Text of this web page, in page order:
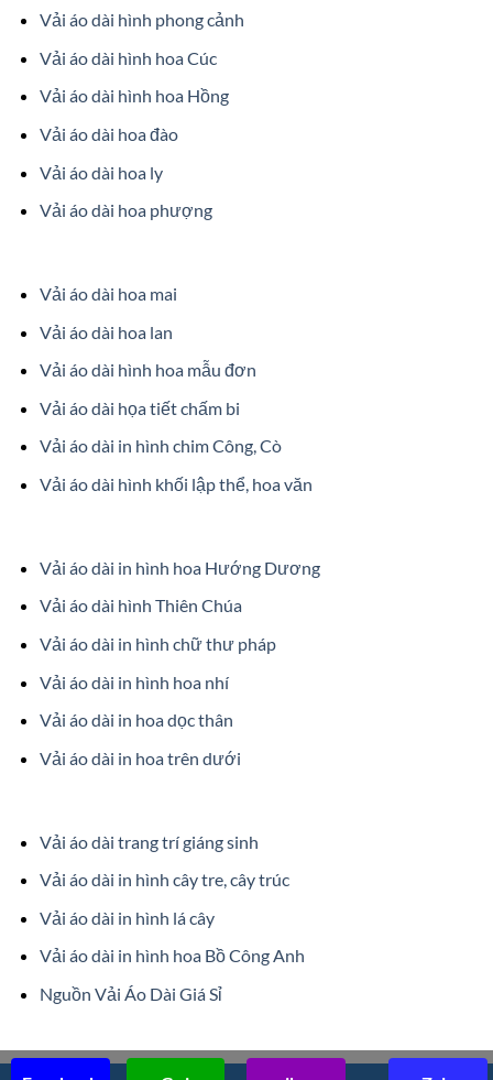
Vải áo dài hình phong cảnh
Vải áo dài hình hoa Cúc
Vải áo dài hình hoa Hồng
Vải áo dài hoa đào
Vải áo dài hoa ly
Vải áo dài hoa phượng
Vải áo dài hoa mai
Vải áo dài hoa lan
Vải áo dài hình hoa mẫu đơn
Vải áo dài họa tiết chấm bi
Vải áo dài in hình chim Công, Cò
Vải áo dài hình khối lập thể, hoa văn
Vải áo dài in hình hoa Hướng Dương
Vải áo dài hình Thiên Chúa
Vải áo dài in hình chữ thư pháp
Vải áo dài in hình hoa nhí
Vải áo dài in hoa dọc thân
Vải áo dài in hoa trên dưới
Vải áo dài trang trí giáng sinh
Vải áo dài in hình cây tre, cây trúc
Vải áo dài in hình lá cây
Vải áo dài in hình hoa Bồ Công Anh
Nguồn Vải Áo Dài Giá Sỉ